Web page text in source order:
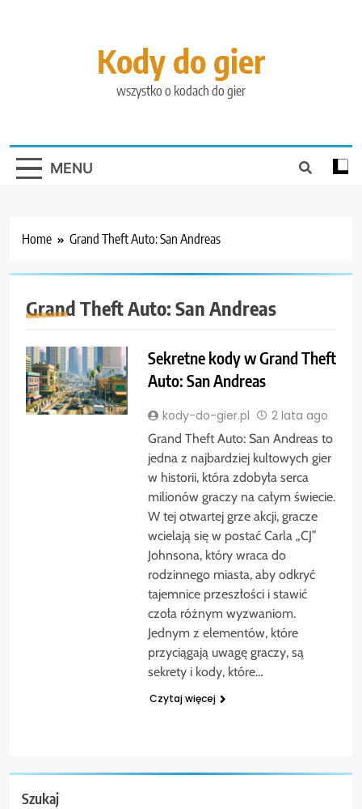
Kody do gier
wszystko o kodach do gier
MENU
Home Grand Theft Auto: San Andreas
Grand Theft Auto: San Andreas
Sekretne kody w Grand Theft
Auto: San Andreas
kody-do-gier.pl 2 lata ago
Grand Theft Auto: San Andreas to
jedna z najbardziej kultowych gier
w historii, która zdobyła serca
milionów graczy na całym świecie.
W tej otwartej grze akcji, gracze
wcielają się w postać Carla „CJ”
Johnsona, który wraca do
rodzinnego miasta, aby odkryć
tajemnice przeszłości i stawić
czoła różnym wyzwaniom.
Jednym z elementów, które
przyciągają uwagę graczy, są
sekrety i kody, które…
Czytaj więcej
Szukaj